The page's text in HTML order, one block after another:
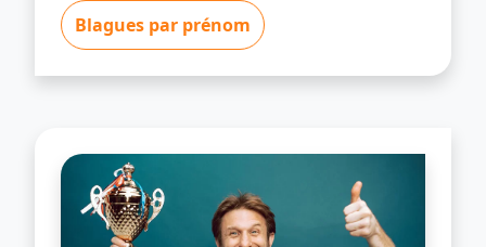
Blagues par prénom